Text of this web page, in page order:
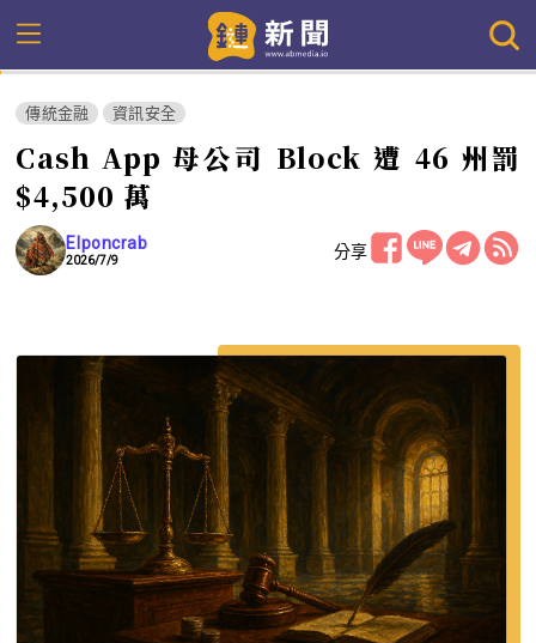
傳統金融 資訊安全
Cash App 母公司 Block 遭 46 州罰
$4,500 萬
Elponcrab
2026/7/9 分享